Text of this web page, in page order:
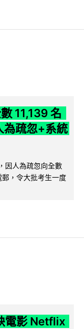
11,139 名
為疏忽+系統
因人為疏忽向全數
，令大批考生一度
電影 Netflix